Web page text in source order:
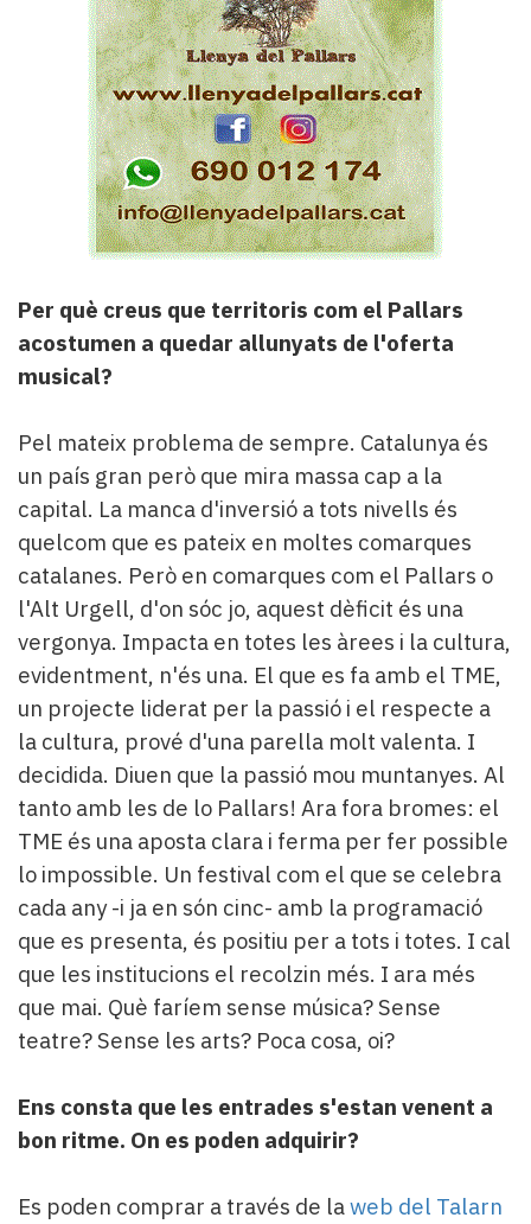
Per què creus que territoris com el Pallars
acostumen a quedar allunyats de l'oferta
musical?
Pel mateix problema de sempre. Catalunya és
un país gran però que mira massa cap a la
capital. La manca d'inversió a tots nivells és
quelcom que es pateix en moltes comarques
catalanes. Però en comarques com el Pallars o
l'Alt Urgell, d'on sóc jo, aquest dèficit és una
vergonya. Impacta en totes les àrees i la cultura,
evidentment, n'és una. El que es fa amb el TME,
un projecte liderat per la passió i el respecte a
la cultura, prové d'una parella molt valenta. I
decidida. Diuen que la passió mou muntanyes. Al
tanto amb les de lo Pallars! Ara fora bromes: el
TME és una aposta clara i ferma per fer possible
lo impossible. Un festival com el que se celebra
cada any -i ja en són cinc- amb la programació
que es presenta, és positiu per a tots i totes. I cal
que les institucions el recolzin més. I ara més
que mai. Què faríem sense música? Sense
teatre? Sense les arts? Poca cosa, oi?
Ens consta que les entrades s'estan venent a
bon ritme. On es poden adquirir?
Es poden comprar a través de laweb del Talarn